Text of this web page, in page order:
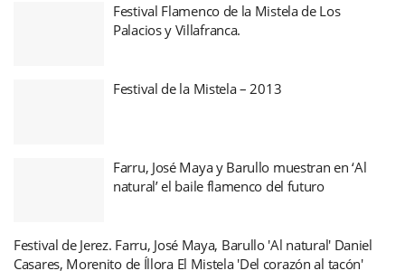
Festival Flamenco de la Mistela de Los
Palacios y Villafranca.
Festival de la Mistela – 2013
Farru, José Maya y Barullo muestran en ‘Al
natural’ el baile flamenco del futuro
Festival de Jerez. Farru, José Maya, Barullo 'Al natural' Daniel
Casares, Morenito de Íllora El Mistela 'Del corazón al tacón'